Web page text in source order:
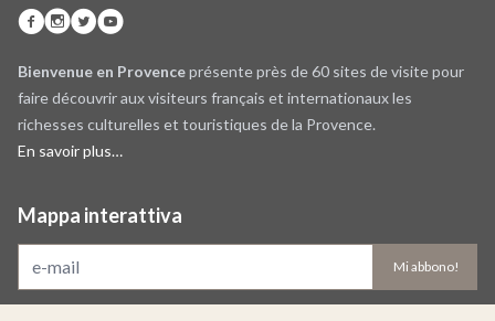
Bienvenue en Provenceprésente près de 60 sites de visite pour
faire découvrir aux visiteurs français et internationaux les
richesses culturelles et touristiques de la Provence.
En savoir plus…
Mappa interattiva